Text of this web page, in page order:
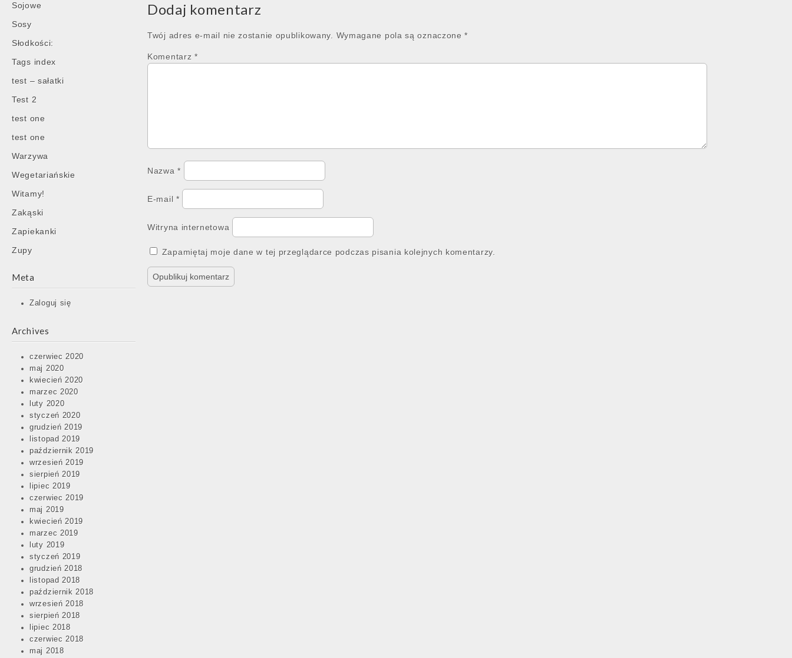
Sojowe
Sosy
Słodkości:
Tags index
test – sałatki
Test 2
test one
test one
Warzywa
Wegetariańskie
Witamy!
Zakąski
Zapiekanki
Zupy
Meta
Zaloguj się
Archives
czerwiec 2020
maj 2020
kwiecień 2020
marzec 2020
luty 2020
styczeń 2020
grudzień 2019
listopad 2019
październik 2019
wrzesień 2019
sierpień 2019
lipiec 2019
czerwiec 2019
maj 2019
kwiecień 2019
marzec 2019
luty 2019
styczeń 2019
grudzień 2018
listopad 2018
październik 2018
wrzesień 2018
sierpień 2018
lipiec 2018
czerwiec 2018
maj 2018
Dodaj komentarz
Twój adres e-mail nie zostanie opublikowany. Wymagane pola są oznaczone*
Komentarz *
Nazwa*
E-mail *
Witryna internetowa
Zapamiętaj moje dane w tej przeglądarce podczas pisania kolejnych komentarzy.